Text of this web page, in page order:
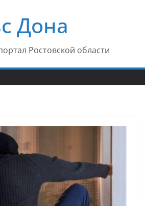
Дона
Ростовской области